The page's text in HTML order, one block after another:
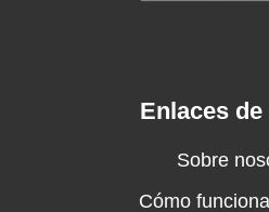
Enlaces
Sobre
Cómo